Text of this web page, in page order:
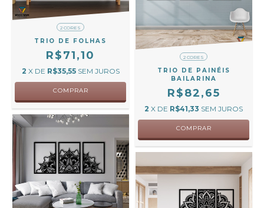
2 CORES
TRIO DE FOLHAS
R$71,10
2 X DE R$35,55 SEM JUROS
COMPRAR
2 CORES
TRIO DE PAINÉIS
BAILARINA
R$82,65
2 X DE R$41,33 SEM JUROS
COMPRAR